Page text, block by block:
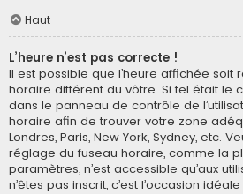
Haut
L’heure n’est pas correcte !
Il est possible que l’heure affichée soit
horaire différent du vôtre. Si tel était le
dans le panneau de contrôle de
horaire afin de trouver votre zone
Londres, Paris, New York, Sydney, etc.
réglage du fuseau horaire, comme la
paramètres, n’est accessible qu’aux
n’êtes pas inscrit, c’est l’occasion